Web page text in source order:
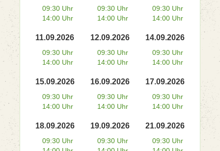
09:30 Uhr
14:00 Uhr
09:30 Uhr
14:00 Uhr
09:30 Uhr
14:00 Uhr
11.09.2026
09:30 Uhr
14:00 Uhr
12.09.2026
09:30 Uhr
14:00 Uhr
14.09.2026
09:30 Uhr
14:00 Uhr
15.09.2026
09:30 Uhr
14:00 Uhr
16.09.2026
09:30 Uhr
14:00 Uhr
17.09.2026
09:30 Uhr
14:00 Uhr
18.09.2026
09:30 Uhr
19.09.2026
09:30 Uhr
21.09.2026
09:30 Uhr